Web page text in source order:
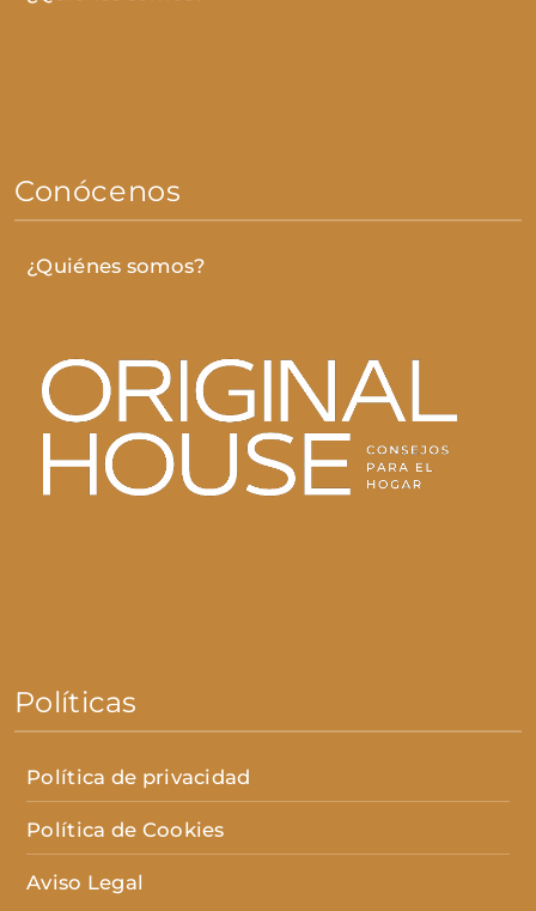
Conócenos
¿Quiénes somos?
Políticas
Política de privacidad
Política de Cookies
Aviso Legal